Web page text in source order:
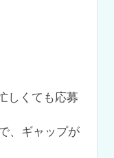
しくても応募
、ギャップが